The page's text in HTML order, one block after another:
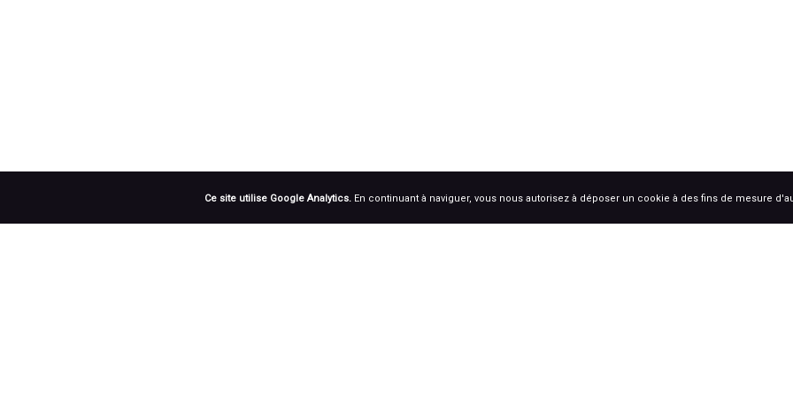
Ce site utilise Google Analytics. En continuant à naviguer, vous nous autorisez à déposer un cookie à des fins de mesure
RÉSEAUX SOCIAUX